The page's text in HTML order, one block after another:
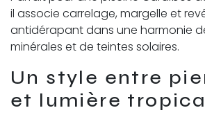
il associe carrelage, margelle et
antidérapant dans une harmonie
minérales et de teintes solaires.
Un style entre
et lumière